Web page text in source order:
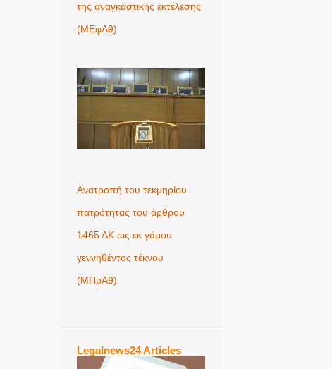
της αναγκαστικής εκτέλεσης
(ΜΕφΑθ)
Ανατροπή του τεκμηρίου
πατρότητας του άρθρου
1465 ΑΚ ως εκ γάμου
γεννηθέντος τέκνου
(MΠρΑθ)
Legalnews24 Articles